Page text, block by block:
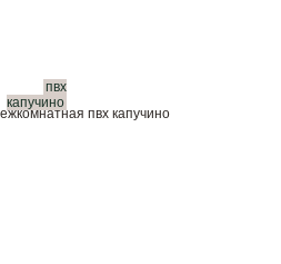
пвх
капучино